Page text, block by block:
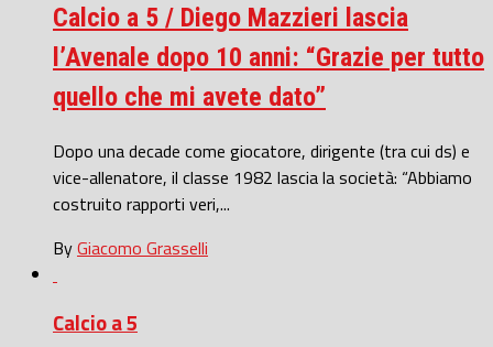
Calcio a 5 / Diego Mazzieri lascia
l’Avenale dopo 10 anni: “Grazie per tutto
quello che mi avete dato”
Dopo una decade come giocatore, dirigente (tra cui ds) e
vice-allenatore, il classe 1982 lascia la società: “Abbiamo
costruito rapporti veri,...
ByGiacomo Grasselli
Calcio a 5